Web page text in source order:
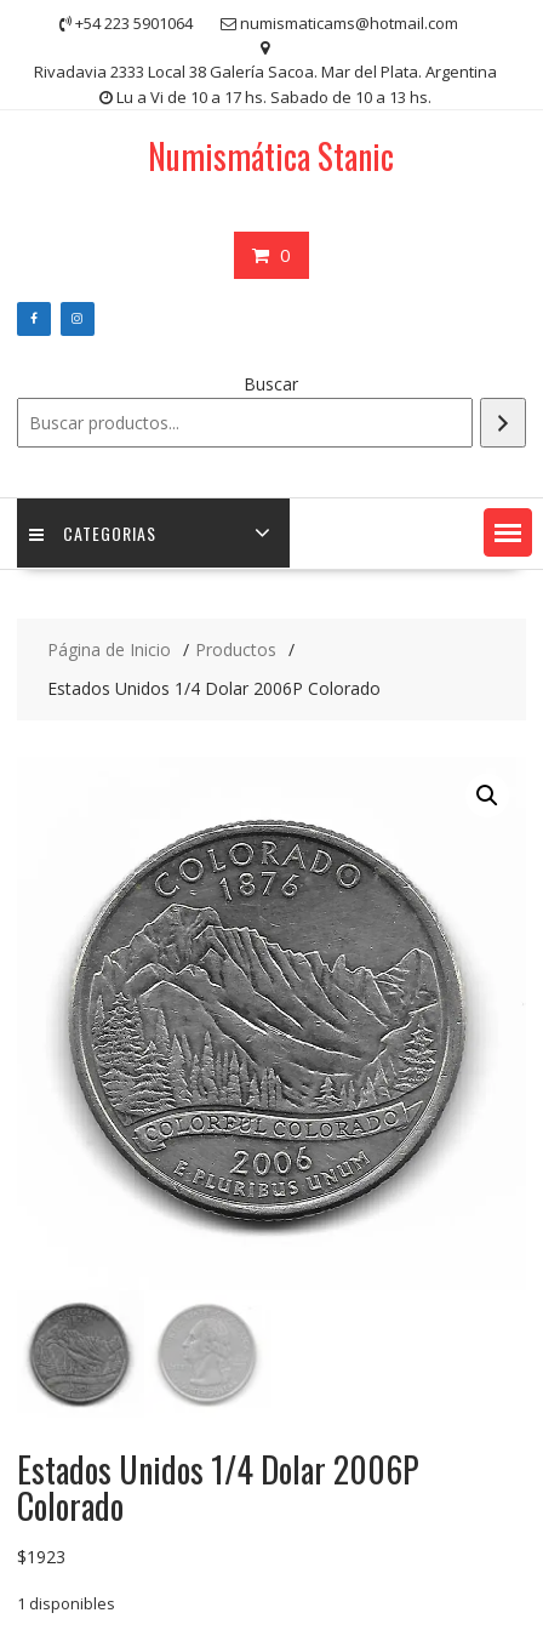
contenido
+54 223 5901064 numismaticams@hotmail.com
Rivadavia 2333 Local 38 Galería Sacoa. Mar del Plata. Argentina
Lu a Vi de 10 a 17 hs. Sabado de 10 a 13 hs.
Numismática Stanic
0
Buscar
CATEGORIAS
Página de Inicio
Productos
Estados Unidos 1/4 Dolar 2006P Colorado
Estados Unidos 1/4 Dolar 2006P
Colorado
$1923
1 disponibles